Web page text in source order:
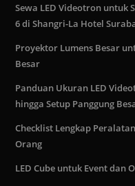
Sewa LED Videotron
6 di Shangri-La Hotel
Proyektor Lumens Besar
Besar
Panduan Ukuran LED
hingga Setup Panggung
Checklist Lengkap
Orang
LED Cube untuk Event dan